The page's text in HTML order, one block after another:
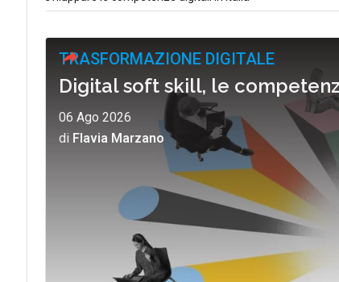
TRASFORMAZIONE DIGITALE
Digital soft skill, le
06 Ago 2026
di Flavia Marzano